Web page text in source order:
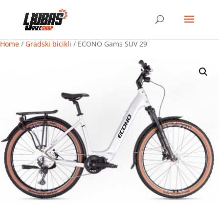
Home / Gradski bicikli / ECONO Gams SUV 29